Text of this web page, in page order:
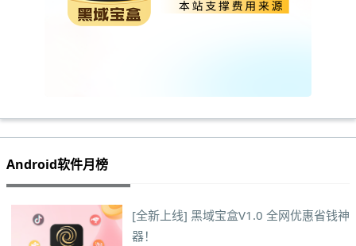
Android软件月榜
[全新上线] 黑域宝盒V1.0 全网优惠省钱神
器！